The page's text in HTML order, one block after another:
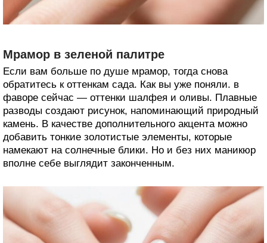
Мрамор в зеленой палитре
Если вам больше по душе мрамор, тогда снова
обратитесь к оттенкам сада. Как вы уже поняли. в
фаворе сейчас — оттенки шалфея и оливы. Плавные
разводы создают рисунок, напоминающий природный
камень. В качестве дополнительного акцента можно
добавить тонкие золотистые элементы, которые
намекают на солнечные блики. Но и без них маникюр
вполне себе выглядит законченным.